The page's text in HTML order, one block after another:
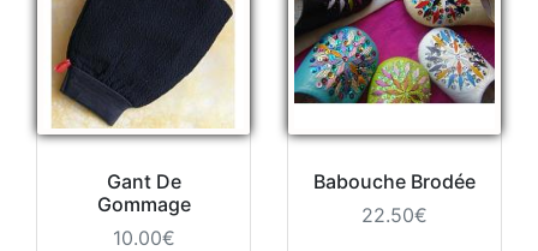
Gant De
Gommage
10.00€
Babouche Brodée
22.50€